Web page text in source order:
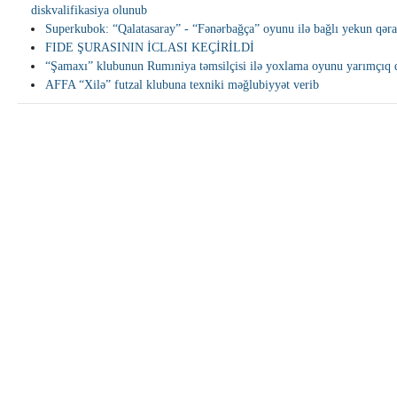
diskvalifikasiya olunub
Superkubok: “Qalatasaray” - “Fənərbağça” oyunu ilə bağlı yekun
FIDE ŞURASININ İCLASI KEÇİRİLDİ
“Şamaxı” klubunun Rumıniya təmsilçisi ilə yoxlama oyunu yarımçıq
AFFA “Xilə” futzal klubuna texniki məğlubiyyət verib